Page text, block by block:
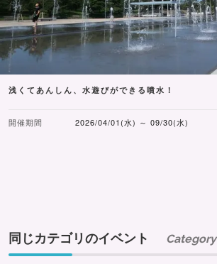
浅くてあんしん、水遊びができる噴水！
開催期間 2026/04/01(水) ～ 09/30(水)
同じカテゴリのイベント Category